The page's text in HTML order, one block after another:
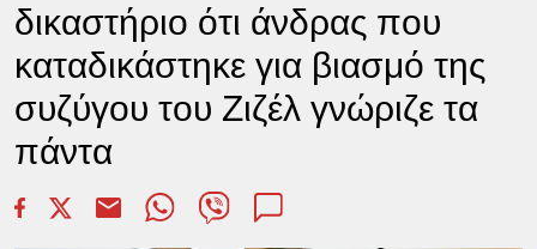
δικαστήριο ότι άνδρας που
καταδικάστηκε για βιασμό της
συζύγου του Ζιζέλ γνώριζε τα
πάντα